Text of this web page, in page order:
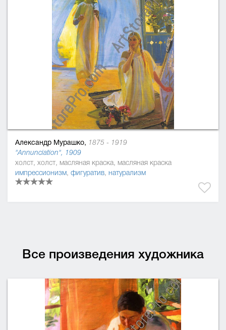
Александр Мурашко, 1875 - 1919
"Аnnunciation", 1909
холст, холст, масляная краска, масляная краска
импрессионизм, фигуратив, натурализм
Все произведения художника